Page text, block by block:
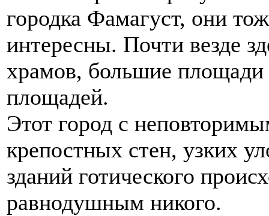
городка Фамагуст, они
интересны. Почти везде
храмов, большие
площадей.
Этот город с
крепостных стен, узких
зданий готического
равнодушным никого.